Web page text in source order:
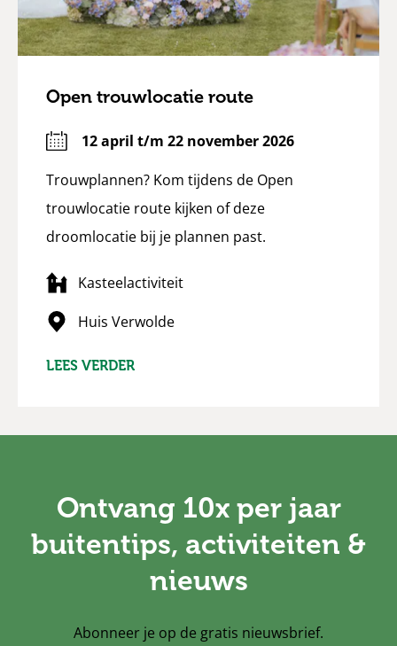
Open trouwlocatie route
12 april t/m 22 november 2026
Trouwplannen? Kom tijdens de Open
trouwlocatie route kijken of deze
droomlocatie bij je plannen past.
Kasteelactiviteit
Huis Verwolde
LEES VERDER
Ontvang 10x per jaar
buitentips, activiteiten &
nieuws
Abonneer je op de gratis nieuwsbrief.